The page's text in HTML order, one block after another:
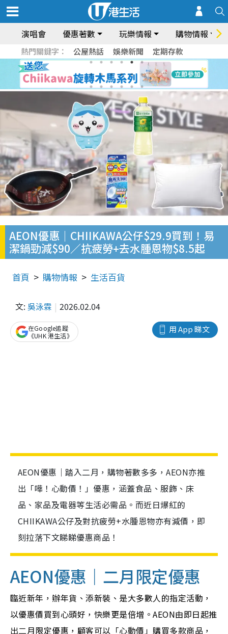
演唱會 優惠著數 玩樂情報 購物情報
熱門關鍵字： 公屋熱話 娛樂新聞 定期存款
AEON優惠｜CHIIKAWA公仔$29.9買到！易
潔鍋勁減$90／抗疲勞+去水腫恩物$8.5起
首頁 購物情報 生活百貨
文: 吳泳霖 2026.02.04
用 App 睇文
在Google追蹤
《UHK 港生活》
AEON優惠｜踏入二月，購物著數多多，AEON亦推
出「嘩！心動價！」優惠，涵蓋食品、服飾、床
品、家品及電器等生活必需品。而近日爆紅的
CHIIKAWA公仔及對抗疲勞+水腫恩物亦有減價，即
刻拉落下文睇睇優惠商品！
AEON優惠｜二月限定優惠
臨近新年，辦年貨、添新裝、是大多數人的指定活動，
以優惠價買到心頭好，快樂更是倍增。AEON由即日起推
出二月限定優惠，顧客可以「心動價」購買多款商品，